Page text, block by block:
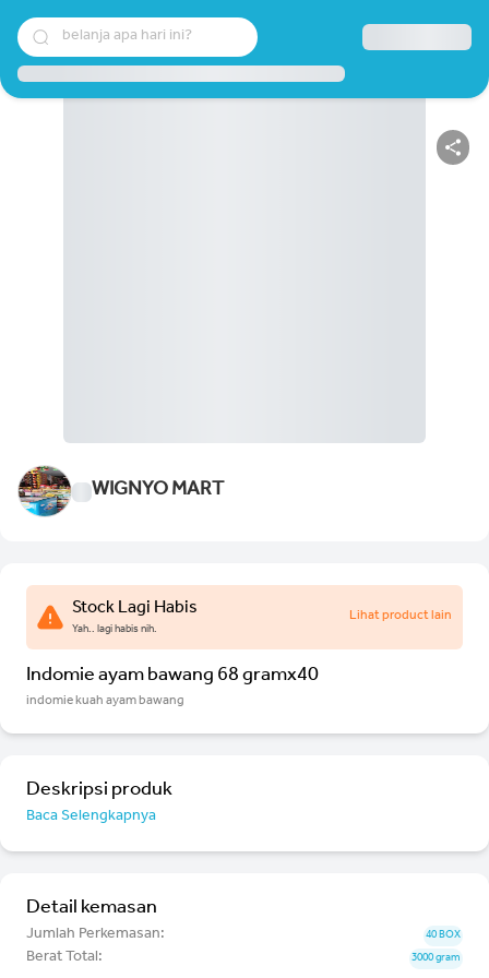
belanja apa hari ini?
WIGNYO MART
Stock Lagi Habis
Yah.. lagi habis nih.
Lihat product lain
Indomie ayam bawang 68 gramx40
indomie kuah ayam bawang
Deskripsi produk
Baca Selengkapnya
Detail kemasan
Jumlah Perkemasan: 40 BOX
Berat Total: 3000 gram